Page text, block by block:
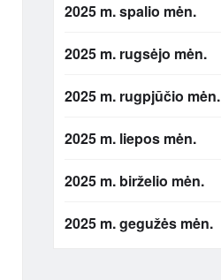
2025 m. spalio mėn.
2025 m. rugsėjo mėn.
2025 m. rugpjūčio mėn.
2025 m. liepos mėn.
2025 m. birželio mėn.
2025 m. gegužės mėn.